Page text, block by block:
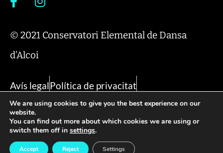
© 2021 Conservatori Elemental de Dansa
d’Alcoi
Avís legalPolítica de privacitat
Política de cookies
Disseny i desenrotllament:
We are using cookies to give you the best experience on our
website.
You can find out more about which cookies we are using or
switch them off in settings.
Accept Reject Settings